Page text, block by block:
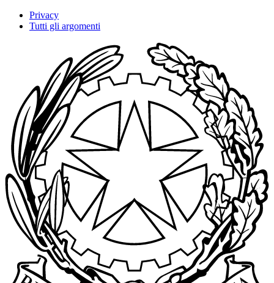
Privacy
Tutti gli argomenti